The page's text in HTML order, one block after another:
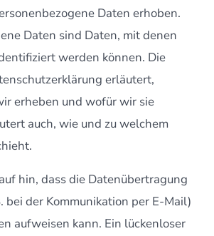
Daten erhoben.
Daten sind Daten, mit denen
werden können. Die
erläutert,
erheben und wofür wir sie
auch, wie und zu welchem
hin, dass die Datenübertragung
bei der Kommunikation per E-Mail)
aufweisen kann. Ein lückenloser